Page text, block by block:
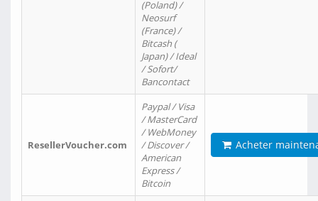
(Poland) /
Neosurf
(France) /
Bitcash (
Japan) / Ideal
/ Sofort/
Bancontact
ResellerVoucher.com
Paypal / Visa
/ MasterCard
/ WebMoney
/ Discover /
American
Express /
Bitcoin
Acheter